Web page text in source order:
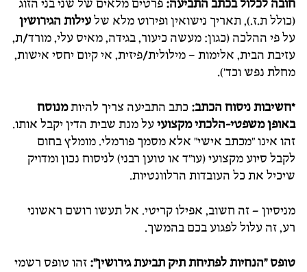
חובה לכלול בכתב התביעה: פרטים מלאים של שני בני הזוג
(כולל ת.ז.), תאריך נישואין ופירוט מלא שלעילות הגירושין
על פי ההלכה (כגון: מעשה כיעור, בגידה, מאיס עלי, מורד/ת,
עזיבת הבית, אלימות – מילולית/פיזית, אי קיום יחסי אישות,
מחלת נפש וכד').
*חשיבות ניסוח הכתב: כתב התביעה צריך להיותמנוסח
באופן משפטי-הלכתי מקצועיעל מנת שבית הדין יקבל אותו.
זהו אינו "מכתב אישי" אלא מסמך פורמלי. מומלץ בחום
לקבל סיוע מקצועי (עו"ד או טוען רבני) לניסוח נכון ומדויק
שיכיל את כל העובדות הרלוונטיות.
מניסיון – זה חשוב, אפילו קריטי. אל תעשו רושם ראשוני
רע, זה עלול לפגוע בכם בהמשך.
טופס "הנחיות לפתיחת תיק תביעת גירושין": זהו טופס רשמי